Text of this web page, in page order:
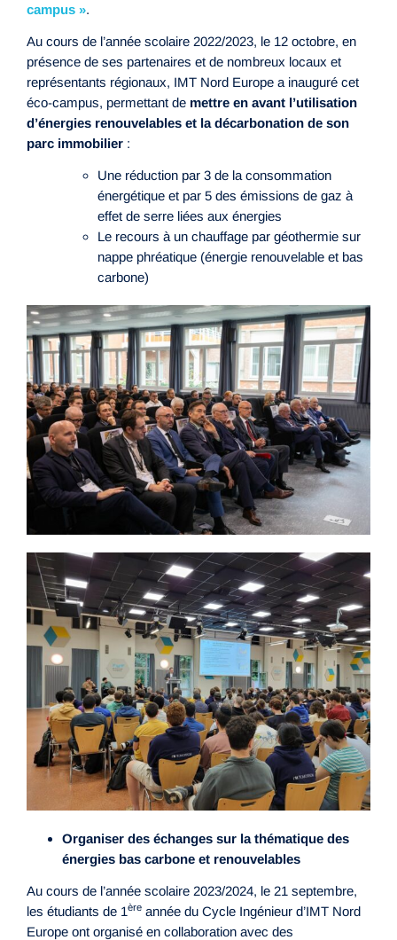
campus ».
Au cours de l’année scolaire 2022/2023, le 12 octobre, en
présence de ses partenaires et de nombreux locaux et
représentants régionaux, IMT Nord Europe a inauguré cet
éco-campus, permettant de mettre en avant l’utilisation
d’énergies renouvelables et la décarbonation de son
parc immobilier :
Une réduction par 3 de la consommation
énergétique et par 5 des émissions de gaz à
effet de serre liées aux énergies
Le recours à un chauffage par géothermie sur
nappe phréatique (énergie renouvelable et bas
carbone)
Organiser des échanges sur la thématique des
énergies bas carbone et renouvelables
Au cours de l’année scolaire 2023/2024, le 21 septembre,
les étudiants de 1ère année du Cycle Ingénieur d’IMT Nord
Europe ont organisé en collaboration avec des